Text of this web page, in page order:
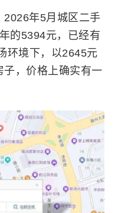
2026年5月城区二手
的5394元，已经有
环境下，以2645元
子，价格上确实有一